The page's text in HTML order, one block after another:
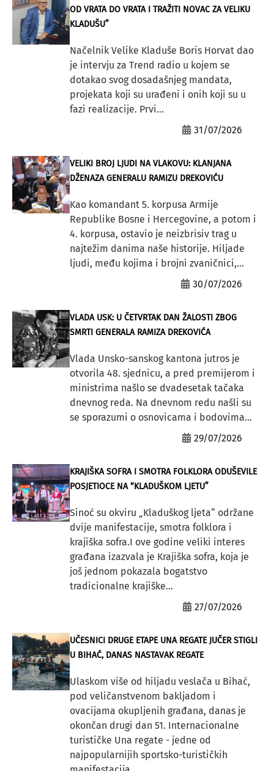
OD VRATA DO VRATA I TRAŽITI NOVAC ZA VELIKU
KLADUŠU”
Načelnik Velike Kladuše Boris Horvat dao
je intervju za Trend radio u kojem se
dotakao svog dosadašnjeg mandata,
projekata koji su urađeni i onih koji su u
fazi realizacije. Prvi...
31/07/2026
VELIKI BROJ LJUDI NA VLAKOVU: KLANJANA
DŽENAZA GENERALU RAMIZU DREKOVIĆU
Kao komandant 5. korpusa Armije
Republike Bosne i Hercegovine, a potom i
4. korpusa, ostavio je neizbrisiv trag u
najtežim danima naše historije. Hiljade
ljudi, među kojima i brojni zvaničnici,...
30/07/2026
VLADA USK: U ČETVRTAK DAN ŽALOSTI ZBOG
SMRTI GENERALA RAMIZA DREKOVIĆA
Vlada Unsko-sanskog kantona jutros je
otvorila 48. sjednicu, a pred premijerom i
ministrima našlo se dvadesetak tačaka
dnevnog reda. Na dnevnom redu našli su
se sporazumi o osnovicama i bodovima...
29/07/2026
KRAJIŠKA SOFRA I SMOTRA FOLKLORA ODUŠEVILE
POSJETIOCE NA “KLADUŠKOM LJETU”
Sinoć su okviru „Kladuškog ljeta“ održane
dvije manifestacije, smotra folklora i
krajiška sofra.I ove godine veliki interes
građana izazvala je Krajiška sofra, koja je
još jednom pokazala bogatstvo
tradicionalne krajiške...
27/07/2026
UČESNICI DRUGE ETAPE UNA REGATE JUČER STIGLI
U BIHAĆ, DANAS NASTAVAK REGATE
Ulaskom više od hiljadu veslača u Bihać,
pod veličanstvenom bakljadom i
ovacijama okupljenih građana, danas je
okončan drugi dan 51. Internacionalne
turističke Una regate - jedne od
najpopularnijih sportsko-turističkih